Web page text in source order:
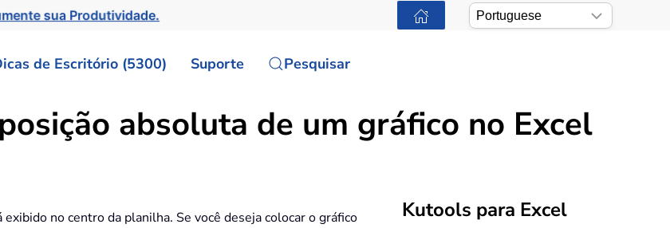
sua Produtividade.
de Escritório (5300) Suporte Pesquisar
absoluta de um gráfico no Excel
Kutools para Excel
no centro da planilha. Se você deseja colocar o gráfico